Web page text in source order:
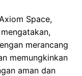
Space,
merancang
memungkinkan
aman dan